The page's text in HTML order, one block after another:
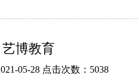
艺博教育
05-28 点击次数：5038